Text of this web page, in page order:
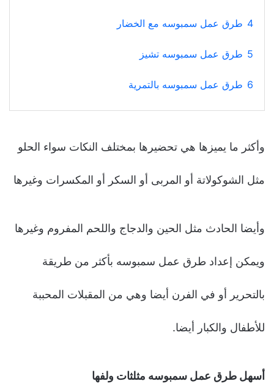
4 طرق عمل سمبوسه مع الخضار
5 طرق عمل سمبوسه تشيز
6 طرق عمل سمبوسه بالتمرية
وأكثر ما يميزها هي تحضيرها بمختلف النكات سواء الحلو
مثل الشوكولاتة أو المربى أو السكر أو المكسرات وغيرها
وأيضا الحادث مثل الحين والدجاج واللحم المفروم وغيرها
ويمكن إعداد طرق عمل سمبوسه بأكثر من طريقة
بالتحرير أو في الفرن أيضا وهي من المقبلات المحببة
للأطفال والكبار أيضا.
أسهل طرق عمل سمبوسه مثلثات ولفها